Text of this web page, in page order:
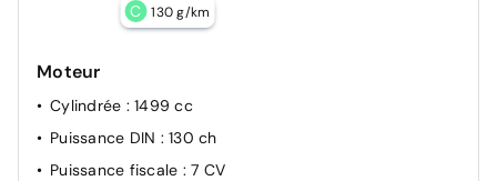
C 130 g/km
Moteur
Cylindrée : 1499 cc
Puissance DIN : 130 ch
Puissance fiscale : 7 CV